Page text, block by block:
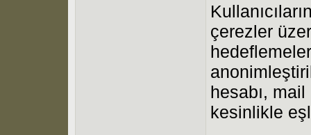
çerezler
hesabı,
kesinlikle